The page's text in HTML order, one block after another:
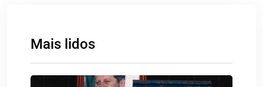
Mais lidos